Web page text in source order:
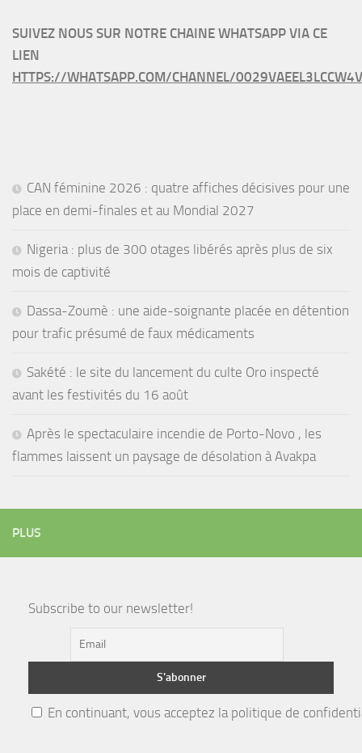
SUIVEZ NOUS SUR NOTRE CHAINE WHATSAPP VIA CE
LIEN
HTTPS://WHATSAPP.COM/CHANNEL/
CAN féminine 2026 : quatre affiches décisives pour une
place en demi-finales et au Mondial 2027
Nigeria : plus de 300 otages libérés après plus de six
mois de captivité
Dassa-Zoumè : une aide-soignante placée en détention
pour trafic présumé de faux médicaments
Sakété : le site du lancement du culte Oro inspecté
avant les festivités du 16 août
Après le spectaculaire incendie de Porto-Novo , les
flammes laissent un paysage de désolation à Avakpa
PLUS
Subscribe to our newsletter!
En continuant, vous acceptez la politique de